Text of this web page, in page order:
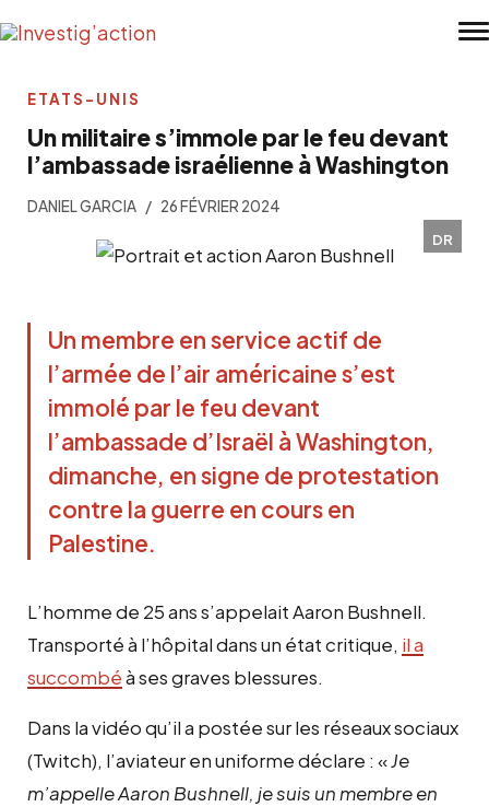
DR
Un militaire s’immole par le feu devant
l’ambassade israélienne à Washington
DANIEL GARCIA 26 FÉVRIER 2024
Un membre en service actif de
l’armée de l’air américaine s’est
immolé par le feu devant
l’ambassade d’Israël à Washington,
dimanche, en signe de protestation
contre la guerre en cours en
Palestine.
L’homme de 25 ans s’appelait Aaron Bushnell.
Transporté à l’hôpital dans un état critique, il a
succombéà ses graves blessures.
Dans la vidéo qu’il a postée sur les réseaux sociaux
(Twitch), l’aviateur en uniforme déclare : «Je
m’appelle Aaron Bushnell, je suis un membre en
ETATS-UNIS